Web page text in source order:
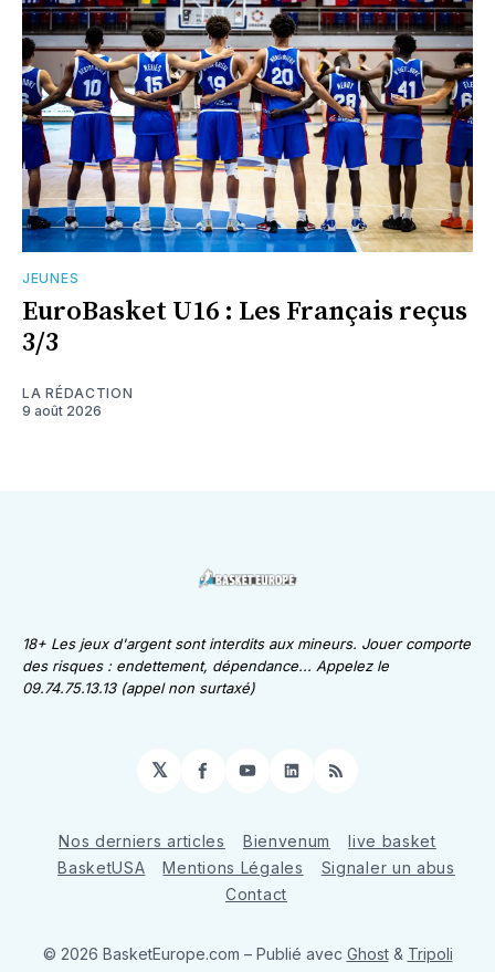
JEUNES
EuroBasket U16 : Les Français reçus
3/3
LA RÉDACTION
9 août 2026
18+ Les jeux d'argent sont interdits aux mineurs. Jouer comporte
des risques : endettement, dépendance... Appelez le
09.74.75.13.13 (appel non surtaxé)
𝕏 Facebook
YouTube
LinkedIn
RSS
Nos derniers articles Bienvenum
live basket
BasketUSA
Mentions Légales
Signaler un abus
Contact
© 2026 BasketEurope.com – Publié avec Ghost& Tripoli